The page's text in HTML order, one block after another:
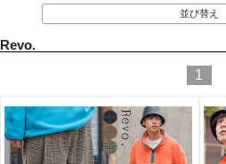
並び替え
Revo.
1